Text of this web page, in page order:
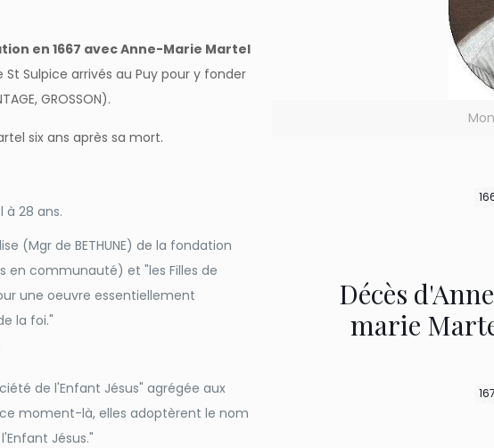
en 1667 avec Anne-Marie Martel
Sulpice arrivés au Puy pour y fonder
GROSSON).
six ans après sa mort.
à 28 ans.
(Mgr de BETHUNE) de la fondation
en communauté) et "les Filles de
une oeuvre essentiellement
la foi."
de l'Enfant Jésus" agrégée aux
moment-là, elles adoptèrent le nom
Jésus."
Décès
marie